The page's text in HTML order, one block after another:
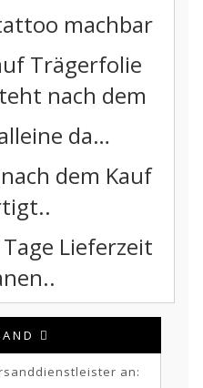
machbar
Trägerfolie
nach dem
da…
dem Kauf
Lieferzeit
an: